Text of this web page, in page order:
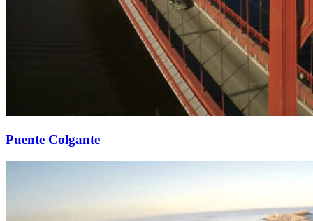
Puente Colgante